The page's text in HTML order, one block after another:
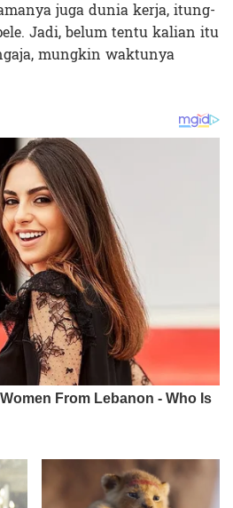
juga dunia kerja, itung-
Jadi, belum tentu kalian itu
mungkin waktunya